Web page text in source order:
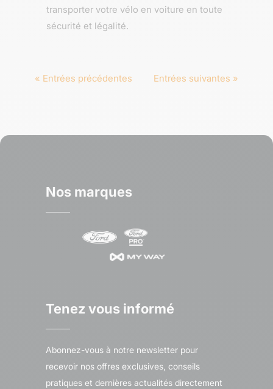
transporter votre vélo en voiture en toute
sécurité et légalité.
« Entrées précédentes Entrées suivantes »
Nos marques
Tenez vous informé
Abonnez-vous à notre newsletter pour
recevoir nos offres exclusives, conseils
pratiques et dernières actualités directement